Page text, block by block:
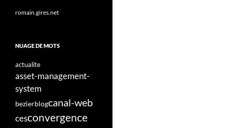
romain.gires.net
NUAGE DE MOTS
actualite
asset-management-
system
bezierblogcanal-web
cesconvergence